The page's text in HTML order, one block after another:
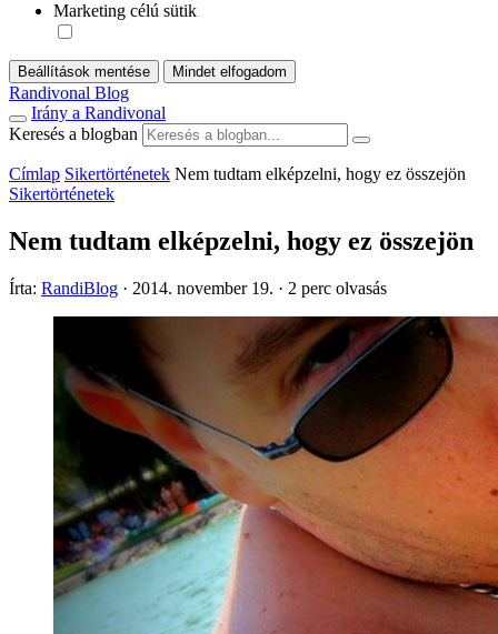
Marketing célú sütik
Beállítások mentése Mindet elfogadom
Randivonal Blog
Irány a Randivonal
Keresés a blogban
Címlap Sikertörténetek Nem tudtam elképzelni, hogy ez összejön
Sikertörténetek
Nem tudtam elképzelni, hogy ez összejön
Írta: RandiBlog · 2014. november 19. · 2 perc olvasás